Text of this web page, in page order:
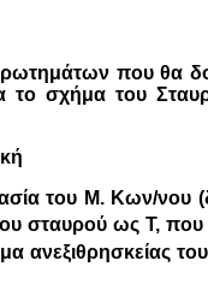
που θα
το σχήμα του
του Μ. Κων/νου
σταυρού ως Τ,
ανεξιθρησκείας